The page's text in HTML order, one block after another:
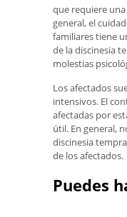
que requiere
general, el
familiares tiene
de la discinesia
molestias
Los afectados
intensivos. El
afectadas por
útil. En general,
discinesia
de los afectados.
Puedes